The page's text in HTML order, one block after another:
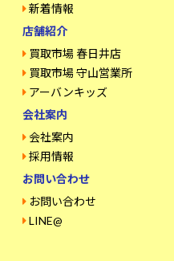
新着情報
店舗紹介
買取市場 春日井店
買取市場 守山営業所
アーバンキッズ
会社案内
会社案内
採用情報
お問い合わせ
お問い合わせ
LINE@